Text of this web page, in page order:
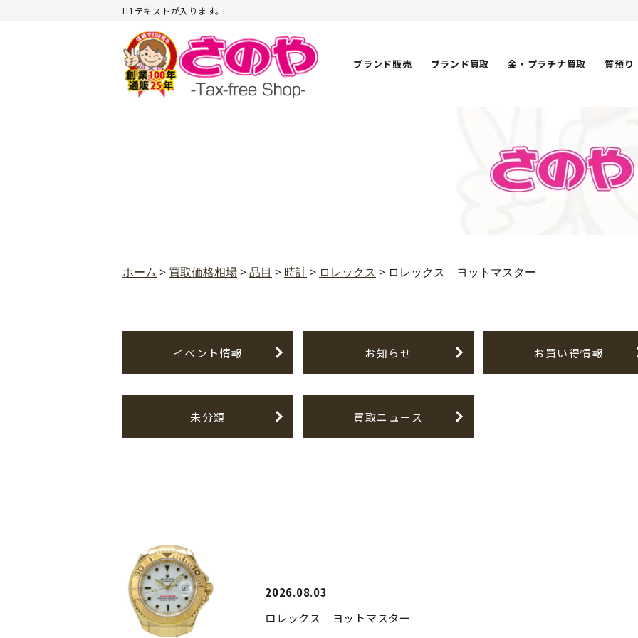
H1テキストが入ります。
ブランド販売 ブランド買取 金・プラチナ買取 質預り
ホーム > 買取価格相場>品目 > 時計> ロレックス > ロレックス ヨットマスター
イベント情報 お知らせ お買い得情報
未分類 買取ニュース
2026.08.03
ロレックス ヨットマスター